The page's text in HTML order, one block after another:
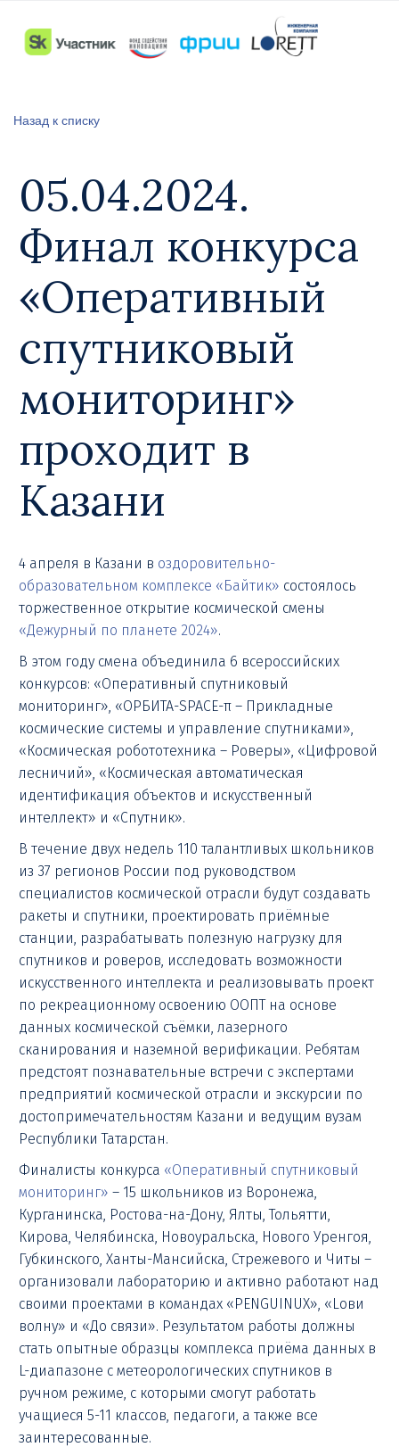
Назад к списку
05.04.2024.
Финал конкурса
«Оперативный
спутниковый
мониторинг»
проходит в
Казани
4 апреля в Казани в оздоровительно-
образовательном комплексе «Байтик» состоялось
торжественное открытие космической смены
«Дежурный по планете 2024».
В этом году смена объединила 6 всероссийских
конкурсов: «Оперативный спутниковый
мониторинг», «ОРБИТА-SPACE-π – Прикладные
космические системы и управление спутниками»,
«Космическая робототехника – Роверы», «Цифровой
лесничий», «Космическая автоматическая
идентификация объектов и искусственный
интеллект» и «Спутник».
В течение двух недель 110 талантливых школьников
из 37 регионов России под руководством
специалистов космической отрасли будут создавать
ракеты и спутники, проектировать приёмные
станции, разрабатывать полезную нагрузку для
спутников и роверов, исследовать возможности
искусственного интеллекта и реализовывать проект
по рекреационному освоению ООПТ на основе
данных космической съёмки, лазерного
сканирования и наземной верификации. Ребятам
предстоят познавательные встречи с экспертами
предприятий космической отрасли и экскурсии по
достопримечательностям Казани и ведущим вузам
Республики Татарстан.
Финалисты конкурса «Оперативный спутниковый
мониторинг» – 15 школьников из Воронежа,
Курганинска, Ростова-на-Дону, Ялты, Тольятти,
Кирова, Челябинска, Новоуральска, Нового Уренгоя,
Губкинского, Ханты-Мансийска, Стрежевого и Читы –
организовали лабораторию и активно работают над
своими проектами в командах «PENGUINUX», «Lови
волну» и «До связи». Результатом работы должны
стать опытные образцы комплекса приёма данных в
L-диапазоне с метеорологических спутников в
ручном режиме, с которыми смогут работать
учащиеся 5-11 классов, педагоги, а также все
заинтересованные.